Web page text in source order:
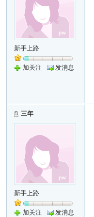
新手上路
加关注 发消息
三年
新手上路
加关注 发消息